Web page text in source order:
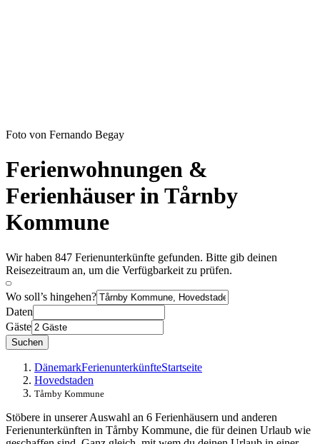
Foto von Fernando Begay
Ferienwohnungen &
Ferienhäuser in Tårnby
Kommune
Wir haben 847 Ferienunterkünfte gefunden. Bitte gib deinen
Reisezeitraum an, um die Verfügbarkeit zu prüfen.
Wo soll’s hingehen?
Daten
Gäste
Suchen
DänemarkFerienunterkünfteStartseite
Hovedstaden
Tårnby Kommune
Stöbere in unserer Auswahl an 6 Ferienhäusern und anderen
Ferienunterkünften in Tårnby Kommune, die für deinen Urlaub wie